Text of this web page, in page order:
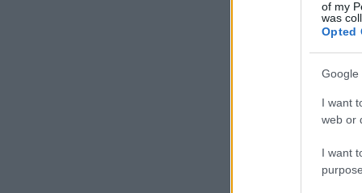
of my
was
Opted
Google
I want
web or
I want